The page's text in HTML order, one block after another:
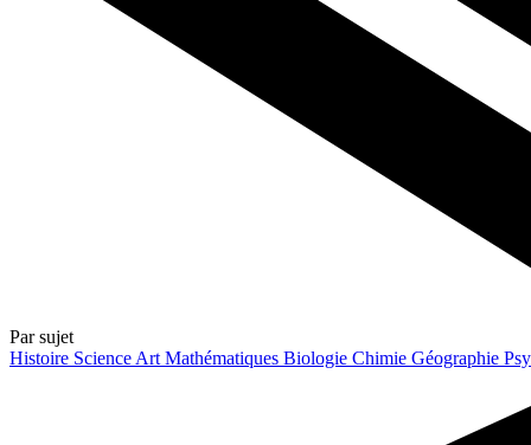
Par sujet
Histoire Science Art Mathématiques Biologie Chimie Géographie